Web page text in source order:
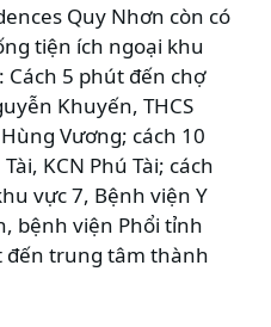
Quy Nhơn còn có
tiện ích ngoại khu
5 phút đến chợ
Khuyến, THCS
Vương; cách 10
KCN Phú Tài; cách
vực 7, Bệnh viện Y
bệnh viện Phổi tỉnh
đến trung tâm thành